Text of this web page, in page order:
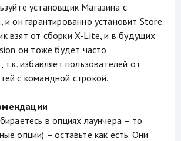
установщик Магазина с
и он гарантированно установит Store.
взят от сборки X-Lite, и в будущих
он тоже будет часто
т.к. избавляет пользователей от
с командной строкой.
в опциях лаунчера – то
опции) – оставьте как есть. Они